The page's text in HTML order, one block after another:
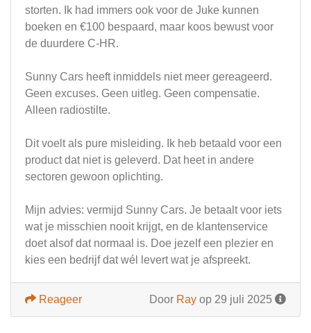
storten. Ik had immers ook voor de Juke kunnen
boeken en €100 bespaard, maar koos bewust voor
de duurdere C-HR.
Sunny Cars heeft inmiddels niet meer gereageerd.
Geen excuses. Geen uitleg. Geen compensatie.
Alleen radiostilte.
Dit voelt als pure misleiding. Ik heb betaald voor een
product dat niet is geleverd. Dat heet in andere
sectoren gewoon oplichting.
Mijn advies: vermijd Sunny Cars. Je betaalt voor iets
wat je misschien nooit krijgt, en de klantenservice
doet alsof dat normaal is. Doe jezelf een plezier en
kies een bedrijf dat wél levert wat je afspreekt.
Door Ray op 29 juli 2025
Reageer